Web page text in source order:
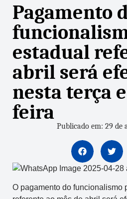
Pagamento
estadual
abril será
nesta terça
feira
Publicado em: 29 de
O pagamento do funcionalismo